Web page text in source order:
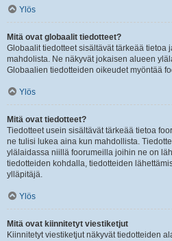
Ylös
Mitä ovat globaalit tiedotteet?
Globaalit tiedotteet sisältävät tärkeää tietoa
mahdolista. Ne näkyvät jokaisen alueen
Globaalien tiedotteiden oikeudet myöntää
Ylös
Mitä ovat tiedotteet?
Tiedotteet usein sisältävät tärkeää tietoa
ne tulisi lukea aina kun mahdollista.
ylälaidassa niillä foorumeilla joihin ne on
tiedotteiden kohdalla, tiedotteiden
ylläpitäjä.
Ylös
Mitä ovat kiinnitetyt viestiketjut
Kiinnitetyt viestiketjut näkyvät tiedotteiden